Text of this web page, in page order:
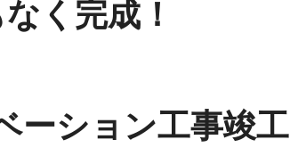
く完成！
ション工事竣工